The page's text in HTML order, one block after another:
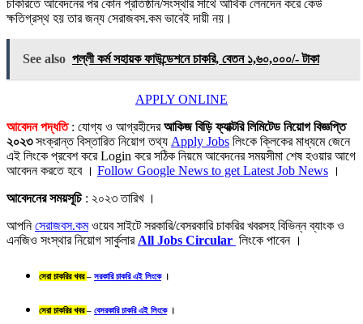
চাকরিতে আবেদনের পর কোন প্রতিষ্ঠান/সংস্থার সাথে আর্থিক লেনদেন করে কেউ
ক্ষতিগ্রস্থ হয় তার জন্য সেরাজবস.কম ভাবেই দায়ী নয়।
See also পল্লী কর্ম সহায়ক ফাউন্ডেশনে চাকরি, বেতন ১,৬০,০০০/- টাকা
APPLY ONLINE
আবেদন পদ্ধতি: যোগ্য ও আগ্রহীদেরআকিজ বিড়ি ফ্যাক্টরি লিমিটেড নিয়োগ বিজ্ঞপ্তি
২০২৩সংক্রান্ত বিস্তারিত নিয়োগ তথ্য Apply Jobs লিংকে ক্লিকের মাধ্যমে জেনে
এই লিংকে প্রবেশ করে Login করে সঠিক নিয়মে আবেদনের সময়সীমা শেষ হওয়ার আগে
আবেদন করতে হবে । Follow Google News to get Latest Job News ।
আবেদনের সময়সূচি: ২০২৩ তারিখ ।
আপনিসেরাজবস.কমওয়েব সাইটে সরকারি/বেসরকারি চাকরির খবরসহ বিভিন্ন ব্যাংক ও
এনজিও সংস্থার নিয়োগ সার্কুলার All Jobs Circular লিংকে পাবেন ।
সেরা চাকরির খবর– সরকারি চাকরি এই লিংকে।
সেরা চাকরির খবর– বেসরকারি চাকরি এই লিংকে।